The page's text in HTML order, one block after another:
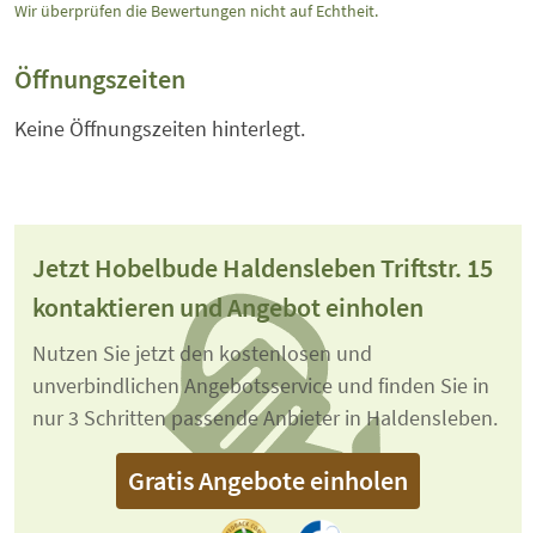
Wir überprüfen die Bewertungen nicht auf Echtheit.
Öffnungszeiten
Keine Öffnungszeiten hinterlegt.
Jetzt Hobelbude Haldensleben Triftstr. 15
kontaktieren und Angebot einholen
Nutzen Sie jetzt den kostenlosen und
unverbindlichen Angebotsservice und finden Sie in
nur 3 Schritten passende Anbieter in Haldensleben.
Gratis Angebote einholen